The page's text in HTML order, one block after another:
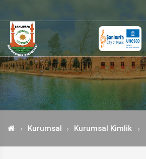
Kurumsal Kurumsal Kimlik